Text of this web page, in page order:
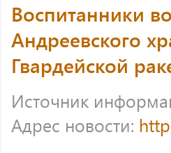
Воспитанники
Андреевского
Гвардейской
Источник
Адрес новости: